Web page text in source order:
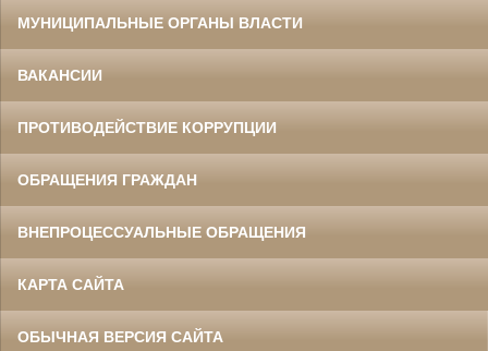
МУНИЦИПАЛЬНЫЕ ОРГАНЫ ВЛАСТИ
ВАКАНСИИ
ПРОТИВОДЕЙСТВИЕ КОРРУПЦИИ
ОБРАЩЕНИЯ ГРАЖДАН
ВНЕПРОЦЕССУАЛЬНЫЕ ОБРАЩЕНИЯ
КАРТА САЙТА
ОБЫЧНАЯ ВЕРСИЯ САЙТА